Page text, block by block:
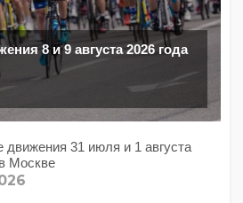
8 и 9 августа 2026 года
движения 31 июля и 1 августа
Москве